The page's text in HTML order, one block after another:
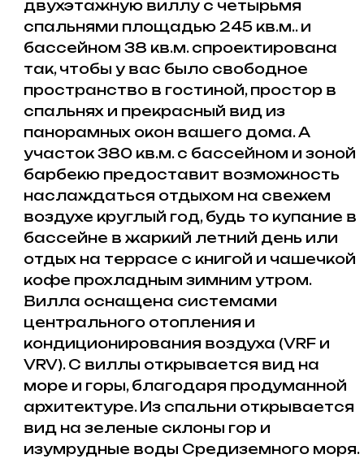
море и горы, благодаря продуманной
архитектуре. Из спальни открывается
вид на зеленые склоны гор и
изумрудные воды Средиземного моря.
комплексные услуги по управлению
недвижимостью для обеспечения
беспроблемного дохода от аренды.
План оплаты:35% первоначальный
взнос и 65% до получения ключей,
Данная вилла это уникальная
возможность для жизни и инвестиций.
Не упустите шанс стать частью этого
эксклюзивного жилого комплекса в
Каршияке, наслаждаясь всеми
прелестями жизни на Северном Кипре.
Оставьте заявку и получите
бесплатную консультацию, а так же
подборку лучших инвестиционных
проектов на Северном Кипре!
Недвижимость в этом
районе: